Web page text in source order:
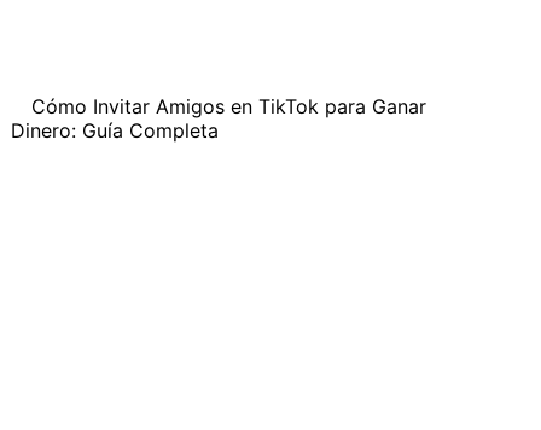
Cómo Invitar Amigos en TikTok para Ganar
Dinero: Guía Completa